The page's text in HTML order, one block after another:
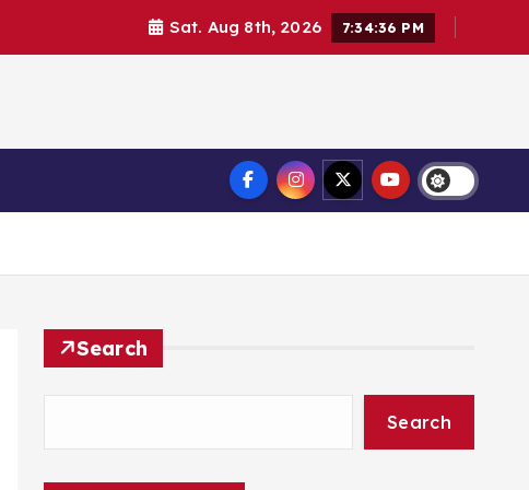
Sat. Aug 8th, 2026 7:34:37 PM
Search
Search